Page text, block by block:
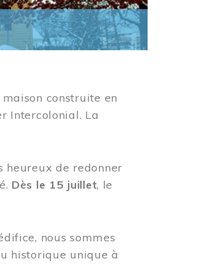
construite en
Intercolonial. La
heureux de redonner
Dès le 15 juillet, le
nous sommes
historique unique à